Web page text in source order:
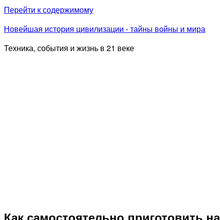
Перейти к содержимому
Новейшая история цивилизации - тайны войны и мира
Техника, события и жизнь в 21 веке